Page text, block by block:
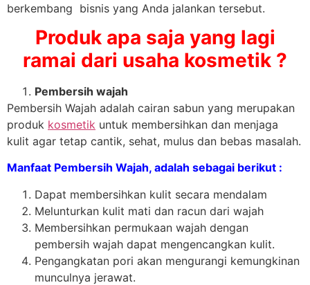
berkembang bisnis yang Anda jalankan tersebut.
Produk apa saja yang lagi
ramai dari usaha kosmetik ?
Pembersih wajah
Pembersih Wajah adalah cairan sabun yang merupakan
produk kosmetik untuk membersihkan dan menjaga
kulit agar tetap cantik, sehat, mulus dan bebas masalah.
Manfaat Pembersih Wajah, adalah sebagai berikut :
Dapat membersihkan kulit secara mendalam
Melunturkan kulit mati dan racun dari wajah
Membersihkan permukaan wajah dengan
pembersih wajah dapat mengencangkan kulit.
Pengangkatan pori akan mengurangi kemungkinan
munculnya jerawat.